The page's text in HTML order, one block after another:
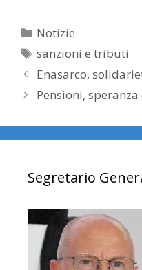
Categorie
Notizie
Tag
sanzioni e tributi
Enasarco,
Pensioni,
Segretario